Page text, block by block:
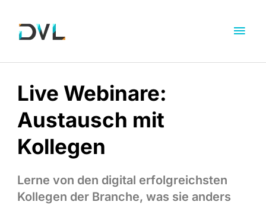
Live Webinare:
Austausch mit
Kollegen
Lerne von den digital erfolgreichsten
Kollegen der Branche, was sie anders